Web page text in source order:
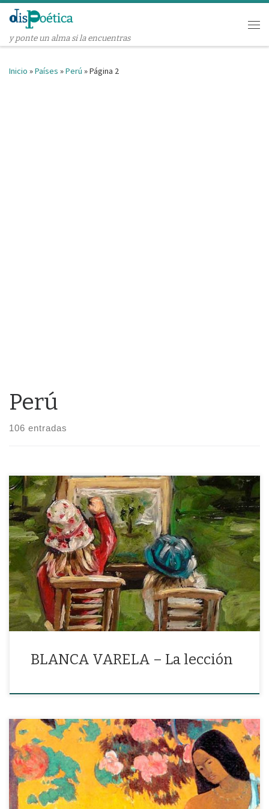
Saltar al contenido
y ponte un alma si la encuentras
Inicio »Países »Perú »Página 2
Perú
106 entradas
«Y la caída de los astros me probará la existencia de otros
caminos»
BLANCA VARELA – La lección
«El abismo es el párpado, allí naufraga el mundo arrasado por una
lágrima»